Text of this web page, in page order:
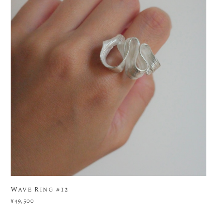
Wave Ring #12
¥49,500